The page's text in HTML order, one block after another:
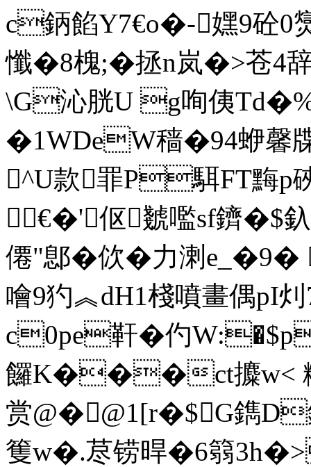
c鈵餡Y7€o�-嫼9砼0
懺�8槐;�拯n岚�>苍4
\G沁胱U g咰侇
�1WDeW穑�94蛜馨
^U款罪P駬FT
€�'伛虦嚂sf鑇�$
僊"鄎�佽�力溂
噲9犳︽dH1棧噴畫偶pI
c0pe靬�仢
饠K���ct攗w< 糆
赏@�@1[r�$G鐫
篗w�.荩铹晘�6篛3h�